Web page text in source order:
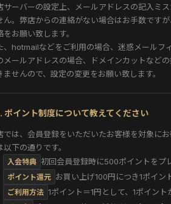
サーバーの設定上、メールアドレスの記入ミ
ん。弊店からの連絡がない場合はお手数です
をお願い致します。
、hotmailなどをご利用の場合、迷惑メールフ
メールアドレスの場合、ドメインカットなど
ませんので、設定の変更をお願い致します。
ポイント制度について教えてください
では、会員登録をいただいたお客様を対象に
以下の通りです。
入会特典 初回会員登録時に500ポイントをプ
ポイント還元 お買い上げ100円につき1ポイン
ご利用方法 1ポイント＝1円として、1ポイン